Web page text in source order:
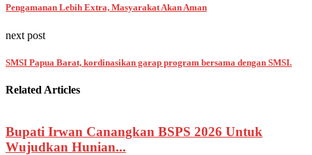
Pengamanan Lebih Extra, Masyarakat Akan Aman
next post
SMSI Papua Barat, kordinasikan garap program bersama dengan SMSI.
Related Articles
Bupati Irwan Canangkan BSPS 2026 Untuk
Wujudkan Hunian...